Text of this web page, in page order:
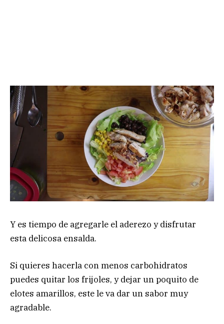
Y es tiempo de agregarle el aderezo y disfrutar
esta delicosa ensalda.
Si quieres hacerla con menos carbohidratos
puedes quitar los frijoles, y dejar un poquito de
elotes amarillos, este le va dar un sabor muy
agradable.